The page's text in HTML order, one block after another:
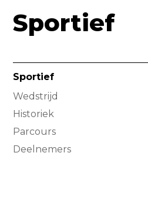
Sportief
Sportief
Wedstrijd
Historiek
Parcours
Deelnemers